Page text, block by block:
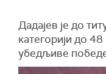
Дадајев је до
категорији до
убедљиве